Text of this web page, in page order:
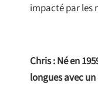
impacté par les
Chris : Né en
longues avec